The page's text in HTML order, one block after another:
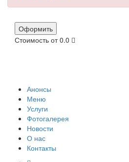
Оформить
Стоимость от0.0
Анонсы
Меню
Услуги
Фотогалерея
Новости
О нас
Контакты